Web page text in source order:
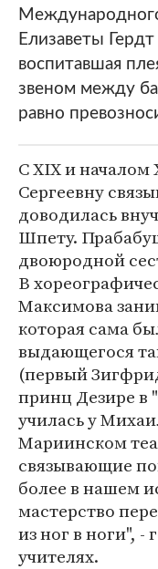
Елизаветы
воспитавшая
звеном между
равно
С XIX и началом
Сергеевну
доводилась
Шпету.
двоюродной
В
Максимова
которая сама
выдающегося
(первый
принц Дезире в
училась у
Мариинском
связывающие
более в нашем
мастерство
из ног в ноги", -
учителях.